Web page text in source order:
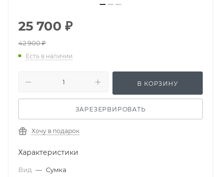
25 700 ₽
42 900₽
Есть в наличии
В КОРЗИНУ
ЗАРЕЗЕРВИРОВАТЬ
Хочу в подарок
Характеристики
Вид — Сумка